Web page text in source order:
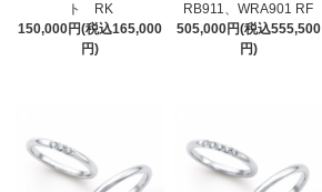
ト RK
150,000円(税込165,000
円)
RB911、WRA901 RF
505,000円(税込555,500
円)